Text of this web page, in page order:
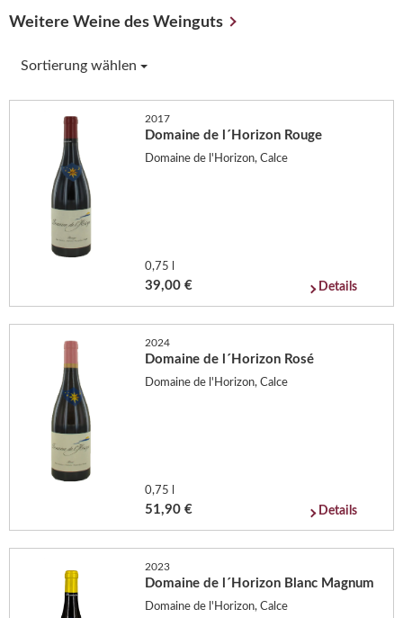
Weitere Weine des Weinguts
Sortierung wählen
2017
Domaine de l´Horizon Rouge
Domaine de l'Horizon, Calce
0,75 l
39,00 € Details
2024
Domaine de l´Horizon Rosé
Domaine de l'Horizon, Calce
0,75 l
51,90 € Details
2023
Domaine de l´Horizon Blanc Magnum
Domaine de l'Horizon, Calce